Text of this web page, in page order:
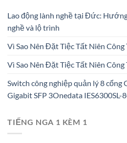
Lao động lành nghề tại Đức:
nghề và lộ trình
Vì Sao Nên Đặt Tiệc Tất Niên Công
Vì Sao Nên Đặt Tiệc Tất Niên Công
Switch công nghiệp quản lý 8 cổng
Gigabit SFP 3Onedata IES6300SL-
TIẾNG NGA 1 KÈM 1